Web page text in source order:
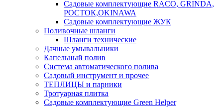
Садовые комплектующие RACO, GRINDA,
РОСТОК,OKINAWA
Садовые комплектующие ЖУК
Поливочные шланги
Шланги технические
Дачные умывальники
Капельный полив
Система автоматического полива
Садовый инструмент и прочее
ТЕПЛИЦЫ и парники
Тротуарная плитка
Садовые комплектующие Green Helper